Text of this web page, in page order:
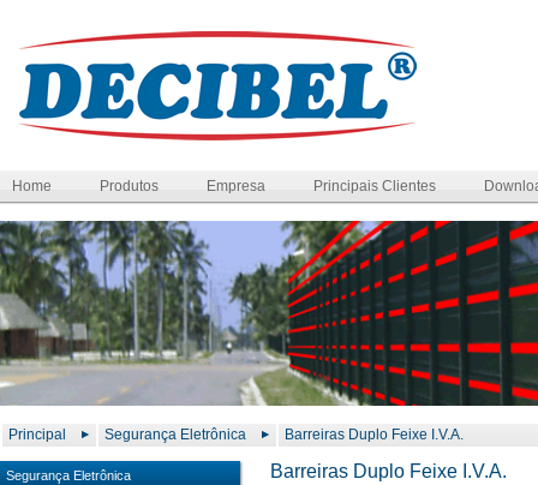
Home Produtos Empresa Principais Clientes
Principal Segurança Eletrônica Barreiras Duplo Feixe I.V.A.
Segurança Eletrônica Barreiras Duplo Feixe I.V.A.